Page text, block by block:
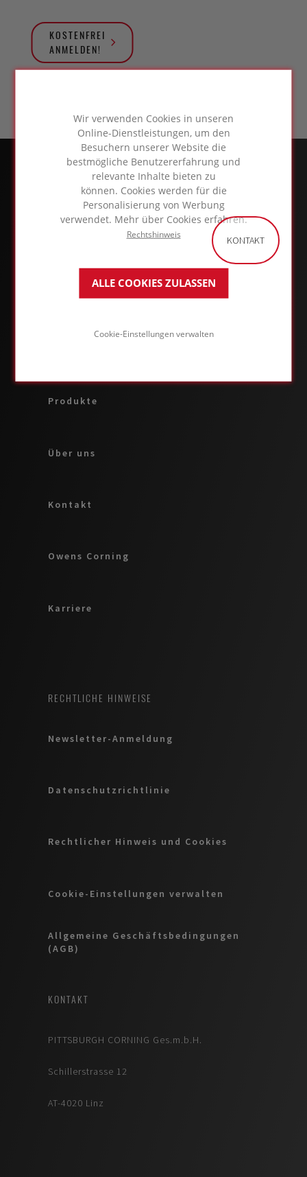
Wir verwenden Cookies in unseren
Online-Dienstleistungen, um den
Besuchern unserer Website die
bestmögliche Benutzererfahrung und
relevante Inhalte bieten zu
können. Cookies werden für die
Personalisierung von Werbung
verwendet. Mehr über Cookies erfahren.
Rechtshinweis
ALLE COOKIES ZULASSEN
Cookie-Einstellungen verwalten
KOSTENFREI
ANMELDEN!
KONTAKT
Produkte
Über uns
Kontakt
Owens Corning
Karriere
RECHTLICHE HINWEISE
Newsletter-Anmeldung
Datenschutzrichtlinie
Rechtlicher Hinweis und Cookies
Cookie-Einstellungen verwalten
Allgemeine Geschäftsbedingungen
(AGB)
KONTAKT
PITTSBURGH CORNING Ges.m.b.H.
Schillerstrasse 12
AT-4020 Linz